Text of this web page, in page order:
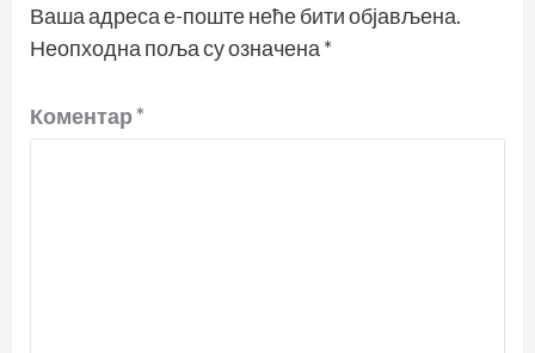
Ваша адреса е-поште неће бити објављена.
Неопходна поља су означена *
Коментар*